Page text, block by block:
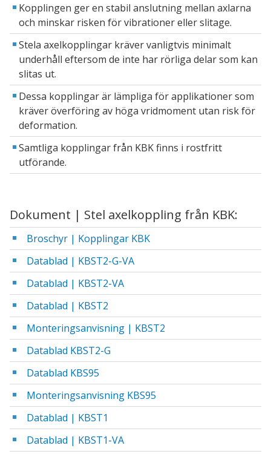
Kopplingen ger en stabil anslutning mellan axlarna
och minskar risken för vibrationer eller slitage.
Stela axelkopplingar kräver vanligtvis minimalt
underhåll eftersom de inte har rörliga delar som kan
slitas ut.
Dessa kopplingar är lämpliga för applikationer som
kräver överföring av höga vridmoment utan risk för
deformation.
Samtliga kopplingar från KBK finns i rostfritt
utförande.
Dokument | Stel axelkoppling från KBK:
Broschyr | Kopplingar KBK
Datablad | KBST2-G-VA
Datablad | KBST2-VA
Datablad | KBST2
Monteringsanvisning | KBST2
Datablad KBST2-G
Datablad KBS95
Monteringsanvisning KBS95
Datablad | KBST1
Datablad | KBST1-VA